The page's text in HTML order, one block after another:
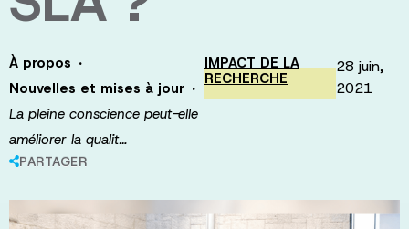
À propos ·
Nouvelles et mises à jour ·
La pleine conscience peut-elle
améliorer la qualit…
PARTAGER
IMPACT DE LA
RECHERCHE
28 juin,
2021